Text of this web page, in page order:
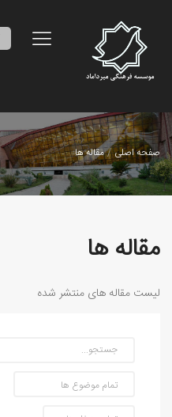
صفحه اصلی مقاله ها
مقاله ها
لیست مقاله های منتشر شده